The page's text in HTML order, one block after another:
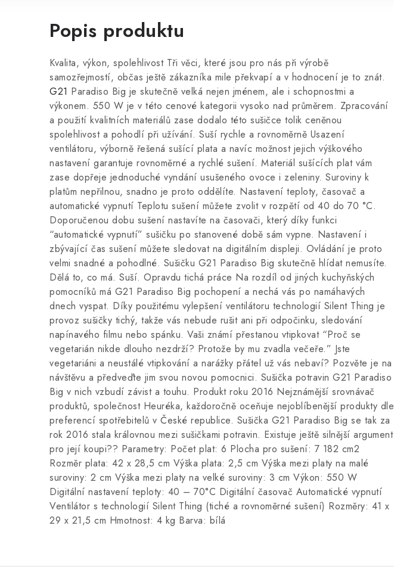
Popis produktu
Kvalita, výkon, spolehlivost Tři věci, které jsou pro nás při výrobě
samozřejmostí, občas ještě zákazníka mile překvapí a v hodnocení je to znát.
G21 Paradiso Big je skutečně velká nejen jménem, ale i schopnostmi a
výkonem. 550 W je v této cenové kategorii vysoko nad průměrem. Zpracování
a použití kvalitních materiálů zase dodalo této sušičce tolik ceněnou
spolehlivost a pohodlí při užívání. Suší rychle a rovnoměrně Usazení
ventilátoru, výborně řešená sušící plata a navíc možnost jejich výškového
nastavení garantuje rovnoměrné a rychlé sušení. Materiál sušících plat vám
zase dopřeje jednoduché vyndání usušeného ovoce i zeleniny. Suroviny k
platům nepřilnou, snadno je proto oddělíte. Nastavení teploty, časovač a
automatické vypnutí Teplotu sušení můžete zvolit v rozpětí od 40 do 70 °C.
Doporučenou dobu sušení nastavíte na časovači, který díky funkci
“automatické vypnutí” sušičku po stanovené době sám vypne. Nastavení i
zbývající čas sušení můžete sledovat na digitálním displeji. Ovládání je proto
velmi snadné a pohodlné. Sušičku G21 Paradiso Big skutečně hlídat nemusíte.
Dělá to, co má. Suší. Opravdu tichá práce Na rozdíl od jiných kuchyňských
pomocníků má G21 Paradiso Big pochopení a nechá vás po namáhavých
dnech vyspat. Díky použitému vylepšení ventilátoru technologií Silent Thing je
provoz sušičky tichý, takže vás nebude rušit ani při odpočinku, sledování
napínavého filmu nebo spánku. Vaši známí přestanou vtipkovat “Proč se
vegetarián nikde dlouho nezdrží? Protože by mu zvadla večeře.” Jste
vegetariáni a neustálé vtipkování a narážky přátel už vás nebaví? Pozvěte je na
návštěvu a předveďte jim svou novou pomocnici. Sušička potravin G21 Paradiso
Big v nich vzbudí závist a touhu. Produkt roku 2016 Nejznámější srovnávač
produktů, společnost Heuréka, každoročně oceňuje nejoblíbenější produkty dle
preferencí spotřebitelů v České republice. Sušička G21 Paradiso Big se tak za
rok 2016 stala královnou mezi sušičkami potravin. Existuje ještě silnější argument
pro její koupi?? Parametry: Počet plat: 6 Plocha pro sušení: 7 182 cm2
Rozměr plata: 42 x 28,5 cm Výška plata: 2,5 cm Výška mezi platy na malé
suroviny: 2 cm Výška mezi platy na velké suroviny: 3 cm Výkon: 550 W
Digitální nastavení teploty: 40 – 70°C Digitální časovač Automatické vypnutí
Ventilátor s technologií Silent Thing (tiché a rovnoměrné sušení) Rozměry: 41 x
29 x 21,5 cm Hmotnost: 4 kg Barva: bílá